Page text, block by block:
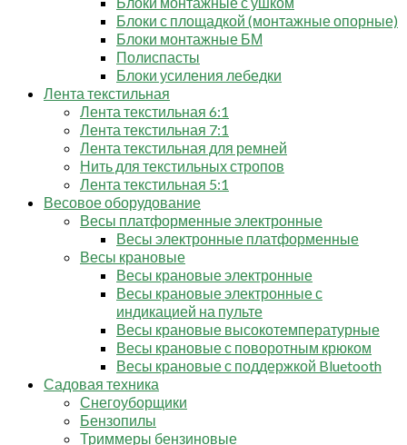
Блоки с площадкой (монтажные опорные)
Блоки монтажные БМ
Полиспасты
Блоки усиления лебедки
Лента текстильная
Лента текстильная 6:1
Лента текстильная 7:1
Лента текстильная для ремней
Нить для текстильных стропов
Лента текстильная 5:1
Весовое оборудование
Весы платформенные электронные
Весы электронные платформенные
Весы крановые
Весы крановые электронные
Весы крановые электронные с
индикацией на пульте
Весы крановые высокотемпературные
Весы крановые с поворотным крюком
Весы крановые с поддержкой Bluetooth
Садовая техника
Снегоуборщики
Бензопилы
Триммеры бензиновые